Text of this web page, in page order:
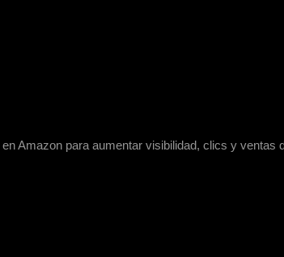
Amazon para aumentar visibilidad, clics y ventas